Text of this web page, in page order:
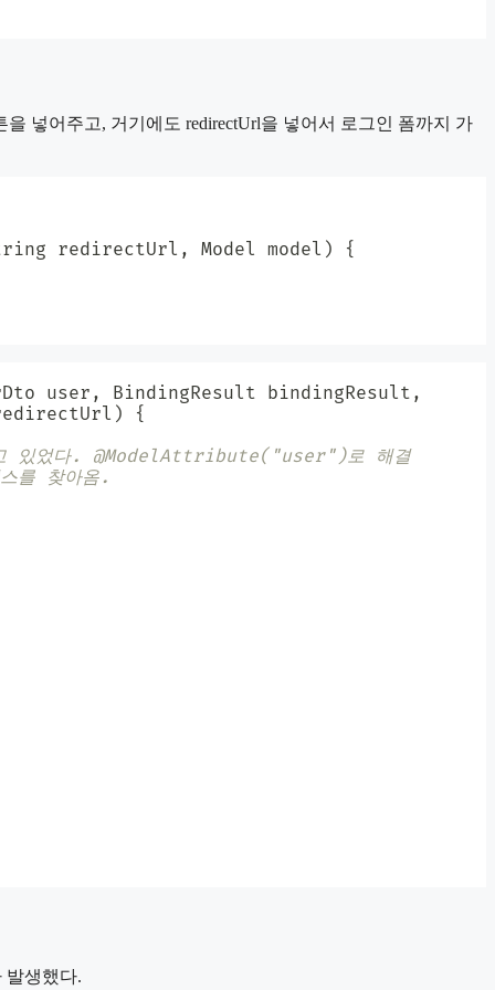
넣어주고, 거기에도 redirectUrl을 넣어서 로그인 폼까지 가
redirectUrl , Model model )
{
user , BindingResult bindingResult ,
)
{
있었다. @ModelAttribute("user")로 해결
를 찾아옴.
발생했다.